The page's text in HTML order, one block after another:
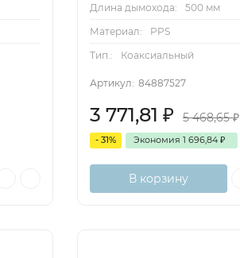
Длина дымохода:
500 мм
Материал:
PPS
Тип.:
Коаксиальный
Артикул: 84887527
3 771,81 ₽ 5 468,65₽
- 31% Экономия 1 696,84 ₽
В корзину